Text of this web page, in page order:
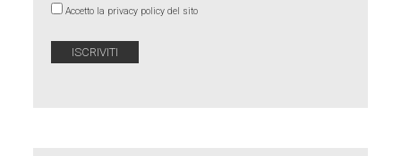
Accetto la privacy policy del sito